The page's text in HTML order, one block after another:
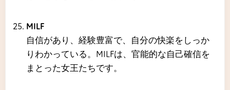
MILF
自信があり、経験豊富で、自分の快楽をしっか
りわかっている。MILFは、官能的な自己確信を
まとった女王たちです。